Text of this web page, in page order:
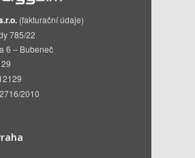
(fakturační údaje)
785/22
6 – Bubeneč
2010